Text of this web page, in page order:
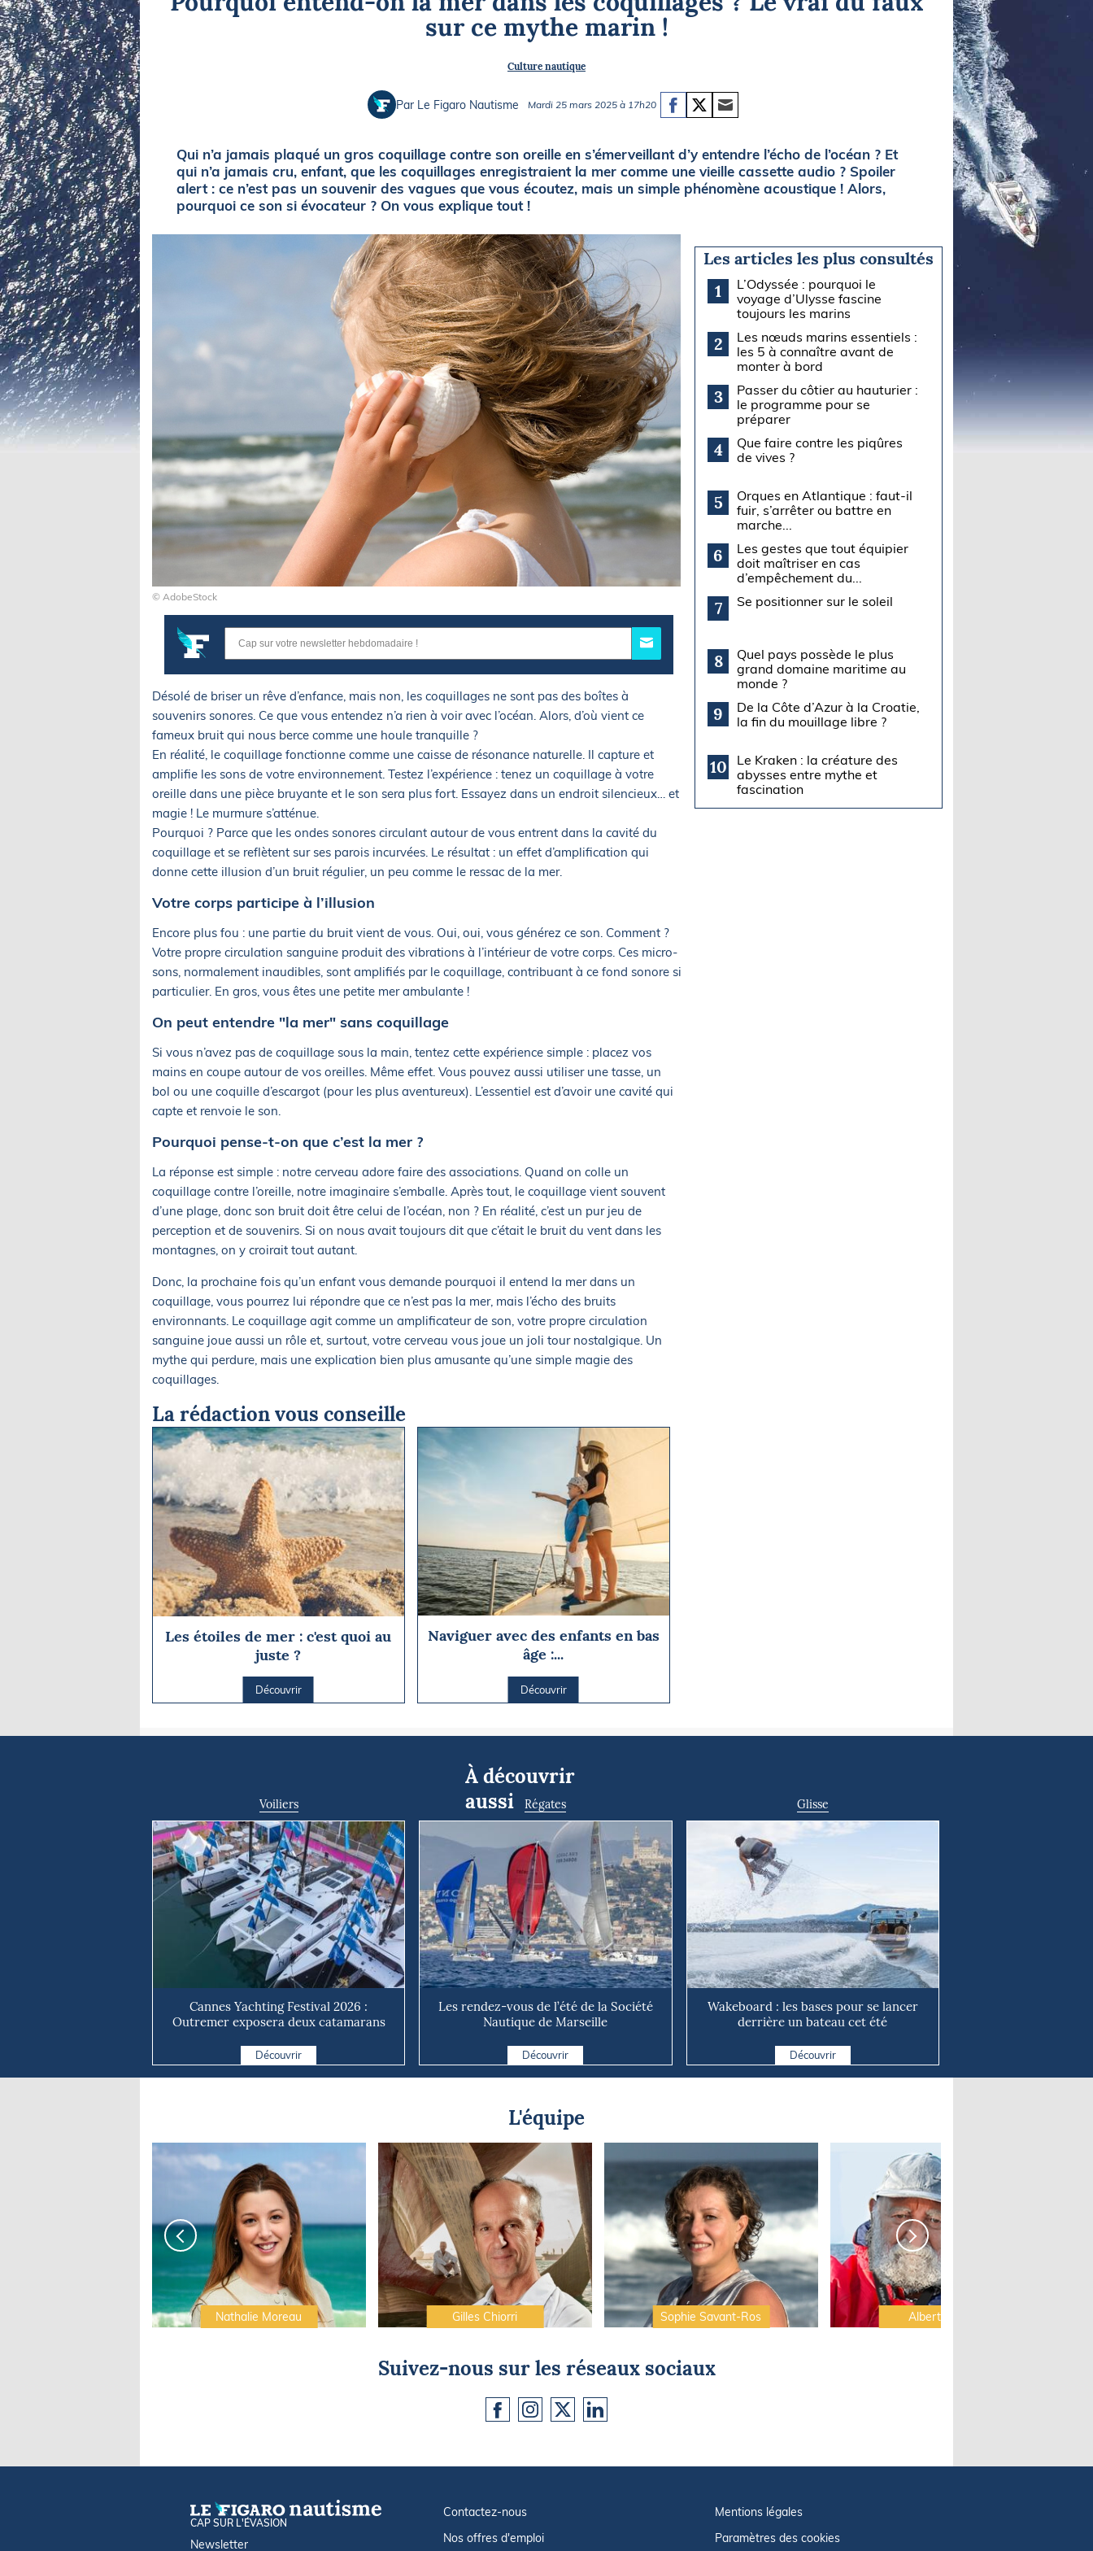
Equipements
Glisse
Briefings
sur ce mythe marin !
Culture nautique
Par Le Figaro Nautisme Mardi 25 mars 2025 à 17h20
Qui n’a jamais plaqué un gros coquillage contre son oreille en s’émerveillant d’y entendre l’écho de l’océan ? Et
qui n’a jamais cru, enfant, que les coquillages enregistraient la mer comme une vieille cassette audio ? Spoiler
alert : ce n’est pas un souvenir des vagues que vous écoutez, mais un simple phénomène acoustique ! Alors,
pourquoi ce son si évocateur ? On vous explique tout !
© AdobeStock
Désolé de briser un rêve d’enfance, mais non, les coquillages ne sont pas des boîtes à
souvenirs sonores. Ce que vous entendez n’a rien à voir avec l’océan. Alors, d’où vient ce
fameux bruit qui nous berce comme une houle tranquille ?
En réalité, le coquillage fonctionne comme une caisse de résonance naturelle. Il capture et
amplifie les sons de votre environnement. Testez l’expérience : tenez un coquillage à votre
oreille dans une pièce bruyante et le son sera plus fort. Essayez dans un endroit silencieux… et
magie ! Le murmure s’atténue.
Pourquoi ? Parce que les ondes sonores circulant autour de vous entrent dans la cavité du
coquillage et se reflètent sur ses parois incurvées. Le résultat : un effet d’amplification qui
donne cette illusion d’un bruit régulier, un peu comme le ressac de la mer.
Votre corps participe à l’illusion
Encore plus fou : une partie du bruit vient de vous. Oui, oui, vous générez ce son. Comment ?
Votre propre circulation sanguine produit des vibrations à l’intérieur de votre corps. Ces micro-
sons, normalement inaudibles, sont amplifiés par le coquillage, contribuant à ce fond sonore si
particulier. En gros, vous êtes une petite mer ambulante !
On peut entendre "la mer" sans coquillage
Si vous n’avez pas de coquillage sous la main, tentez cette expérience simple : placez vos
mains en coupe autour de vos oreilles. Même effet. Vous pouvez aussi utiliser une tasse, un
bol ou une coquille d’escargot (pour les plus aventureux). L’essentiel est d’avoir une cavité qui
capte et renvoie le son.
Pourquoi pense-t-on que c’est la mer ?
La réponse est simple : notre cerveau adore faire des associations. Quand on colle un
coquillage contre l’oreille, notre imaginaire s’emballe. Après tout, le coquillage vient souvent
d’une plage, donc son bruit doit être celui de l’océan, non ? En réalité, c’est un pur jeu de
perception et de souvenirs. Si on nous avait toujours dit que c’était le bruit du vent dans les
montagnes, on y croirait tout autant.
Donc, la prochaine fois qu’un enfant vous demande pourquoi il entend la mer dans un
coquillage, vous pourrez lui répondre que ce n’est pas la mer, mais l’écho des bruits
environnants. Le coquillage agit comme un amplificateur de son, votre propre circulation
sanguine joue aussi un rôle et, surtout, votre cerveau vous joue un joli tour nostalgique. Un
mythe qui perdure, mais une explication bien plus amusante qu’une simple magie des
coquillages.
La rédaction vous conseille
Les étoiles de mer : c'est quoi au
juste ?
Découvrir
Naviguer avec des enfants en bas
âge :...
Découvrir
Les articles les plus consultés
1
L’Odyssée : pourquoi le
voyage d’Ulysse fascine
toujours les marins
2
Les nœuds marins essentiels :
les 5 à connaître avant de
monter à bord
3
Passer du côtier au hauturier :
le programme pour se
préparer
4
Que faire contre les piqûres
de vives ?
5
Orques en Atlantique : faut-il
fuir, s’arrêter ou battre en
marche...
6
Les gestes que tout équipier
doit maîtriser en cas
d’empêchement du...
7 Se positionner sur le soleil
8
Quel pays possède le plus
grand domaine maritime au
monde ?
9
De la Côte d’Azur à la Croatie,
la fin du mouillage libre ?
10
Le Kraken : la créature des
abysses entre mythe et
fascination
À découvrir
aussi
Voiliers
Cannes Yachting Festival 2026 :
Outremer exposera deux catamarans
Découvrir
Régates
Les rendez-vous de l’été de la Société
Nautique de Marseille
Découvrir
Glisse
Wakeboard : les bases pour se lancer
derrière un bateau cet été
Découvrir
L'équipe
Nathalie Moreau Gilles Chiorri Sophie Savant-Ros Albert Brel
Suivez-nous sur les réseaux sociaux
CAP SUR L'ÉVASION
Newsletter
Contactez-nous
Nos offres d'emploi
Mentions légales
Paramètres des cookies